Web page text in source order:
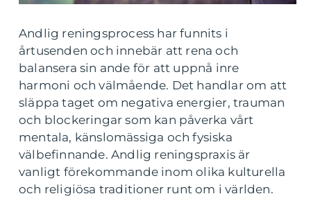
Andlig reningsprocess har funnits i
årtusenden och innebär att rena och
balansera sin ande för att uppnå inre
harmoni och välmående. Det handlar om att
släppa taget om negativa energier, trauman
och blockeringar som kan påverka vårt
mentala, känslomässiga och fysiska
välbefinnande. Andlig reningspraxis är
vanligt förekommande inom olika kulturella
och religiösa traditioner runt om i världen.